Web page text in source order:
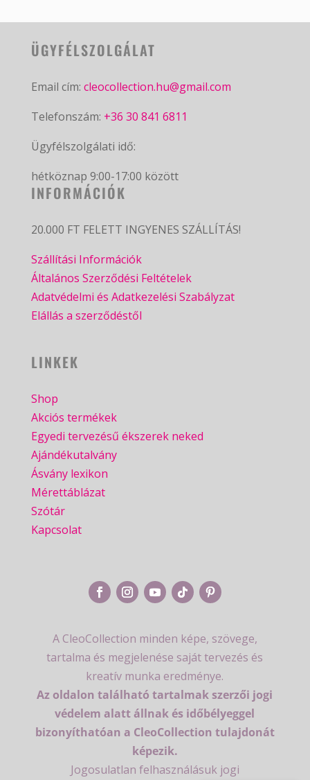
ÜGYFÉLSZOLGÁLAT
Email cím: cleocollection.hu@gmail.com
Telefonszám: +36 30 841 6811
Ügyfélszolgálati idő:
hétköznap 9:00-17:00 között
INFORMÁCIÓK
20.000 FT FELETT INGYENES SZÁLLÍTÁS!
Szállítási Információk
Általános Szerződési Feltételek
Adatvédelmi és Adatkezelési Szabályzat
Elállás a szerződéstől
LINKEK
Shop
Akciós termékek
Egyedi tervezésű ékszerek neked
Ajándékutalvány
Ásvány lexikon
Mérettáblázat
Szótár
Kapcsolat
A CleoCollection minden képe, szövege,
tartalma és megjelenése saját tervezés és
kreatív munka eredménye.
Az oldalon található tartalmak szerzői jogi
védelem alatt állnak és időbélyeggel
bizonyíthatóan a CleoCollection tulajdonát
képezik.
Jogosulatlan felhasználásuk jogi